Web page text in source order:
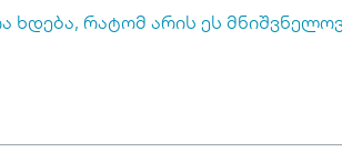
რატომ არის ეს